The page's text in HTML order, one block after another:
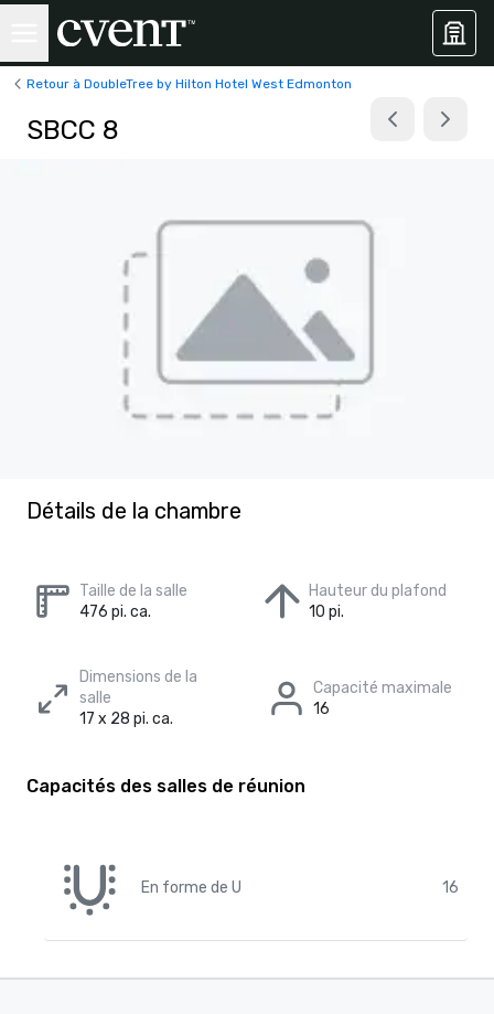
Retour à DoubleTree by Hilton Hotel West Edmonton
SBCC 8
Détails de la chambre
Taille de la salle
476 pi. ca.
Hauteur du plafond
10 pi.
Dimensions de la
salle
17 x 28 pi. ca.
Capacité maximale
16
Capacités des salles de réunion
En forme de U 16